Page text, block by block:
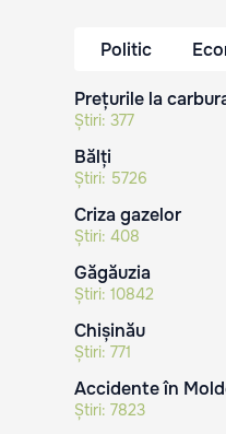
Politic
Prețurile la
Știri: 377
Bălți
Știri: 5726
Criza gazelor
Știri: 408
Găgăuzia
Știri: 10842
Chișinău
Știri: 771
Accidente în
Știri: 7823